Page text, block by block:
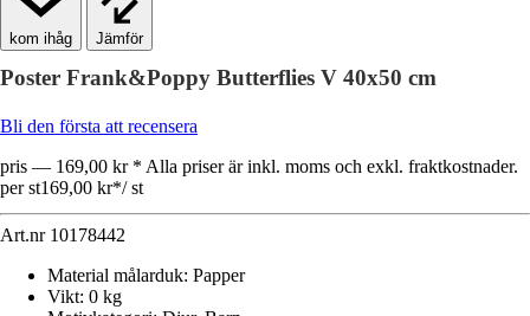
Jämför
Poster Frank&Poppy Butterflies V 40x50 cm
Bli den första att recensera
pris — 169,00 kr * Alla priser är inkl. moms och exkl. fraktkostnader.
per st169,00 kr*/ st
Art.nr 10178442
Material målarduk: Papper
Vikt: 0 kg